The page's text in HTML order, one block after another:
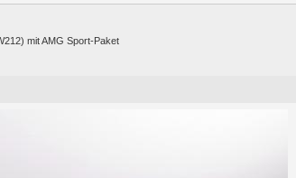
mit AMG Sport-Paket